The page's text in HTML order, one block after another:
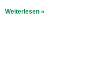
Weiterlesen »